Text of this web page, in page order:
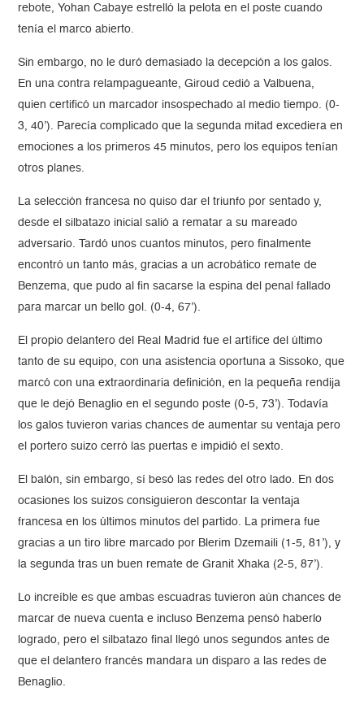
rebote, Yohan Cabaye estrelló la pelota en el poste cuando
tenía el marco abierto.
Sin embargo, no le duró demasiado la decepción a los galos.
En una contra relampagueante, Giroud cedió a Valbuena,
quien certificó un marcador insospechado al medio tiempo. (0-
3, 40’). Parecía complicado que la segunda mitad excediera en
emociones a los primeros 45 minutos, pero los equipos tenían
otros planes.
La selección francesa no quiso dar el triunfo por sentado y,
desde el silbatazo inicial salió a rematar a su mareado
adversario. Tardó unos cuantos minutos, pero finalmente
encontró un tanto más, gracias a un acrobático remate de
Benzema, que pudo al fin sacarse la espina del penal fallado
para marcar un bello gol. (0-4, 67’).
El propio delantero del Real Madrid fue el artífice del último
tanto de su equipo, con una asistencia oportuna a Sissoko, que
marcó con una extraordinaria definición, en la pequeña rendija
que le dejó Benaglio en el segundo poste (0-5, 73’). Todavía
los galos tuvieron varias chances de aumentar su ventaja pero
el portero suizo cerró las puertas e impidió el sexto.
El balón, sin embargo, sí besó las redes del otro lado. En dos
ocasiones los suizos consiguieron descontar la ventaja
francesa en los últimos minutos del partido. La primera fue
gracias a un tiro libre marcado por Blerim Dzemaili (1-5, 81’), y
la segunda tras un buen remate de Granit Xhaka (2-5, 87’).
Lo increíble es que ambas escuadras tuvieron aún chances de
marcar de nueva cuenta e incluso Benzema pensó haberlo
logrado, pero el silbatazo final llegó unos segundos antes de
que el delantero francés mandara un disparo a las redes de
Benaglio.